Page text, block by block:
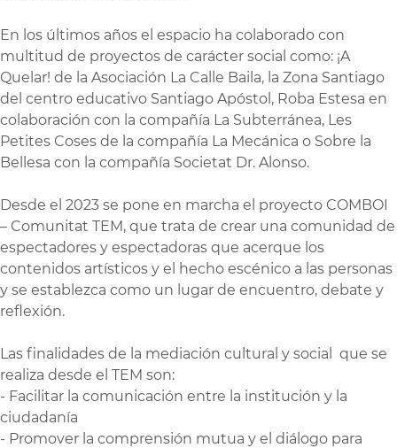
En los últimos años el espacio ha colaborado con
multitud de proyectos de carácter social como: ¡A
Quelar! de la Asociación La Calle Baila, la Zona Santiago
del centro educativo Santiago Apóstol, Roba Estesa en
colaboración con la compañía La Subterránea, Les
Petites Coses de la compañía La Mecánica o Sobre la
Bellesa con la compañía Societat Dr. Alonso.
Desde el 2023 se pone en marcha el proyecto COMBOI
– Comunitat TEM, que trata de crear una comunidad de
espectadores y espectadoras que acerque los
contenidos artísticos y el hecho escénico a las personas
y se establezca como un lugar de encuentro, debate y
reflexión.
Las finalidades de la mediación cultural y social que se
realiza desde el TEM son:
- Facilitar la comunicación entre la institución y la
ciudadanía
- Promover la comprensión mutua y el diálogo para